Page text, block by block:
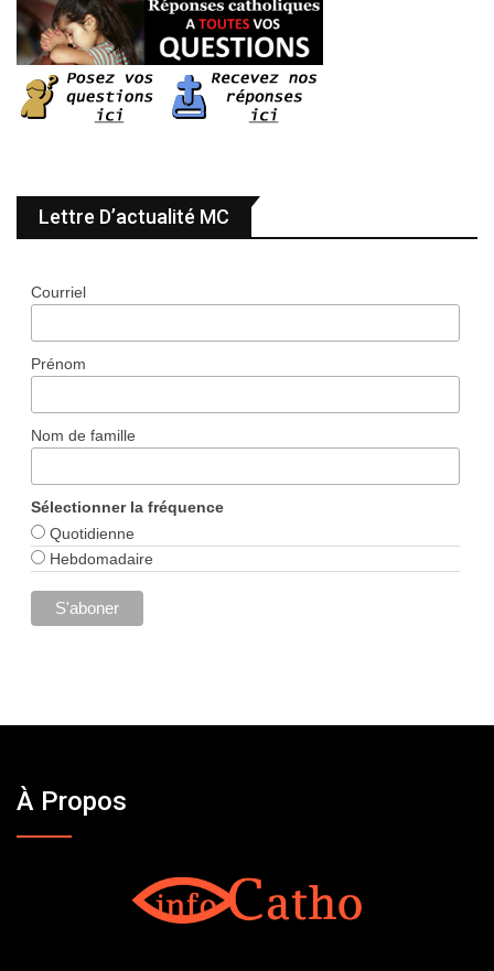
Lettre D’actualité MC
Courriel
Prénom
Nom de famille
Sélectionner la fréquence
Quotidienne
Hebdomadaire
À Propos